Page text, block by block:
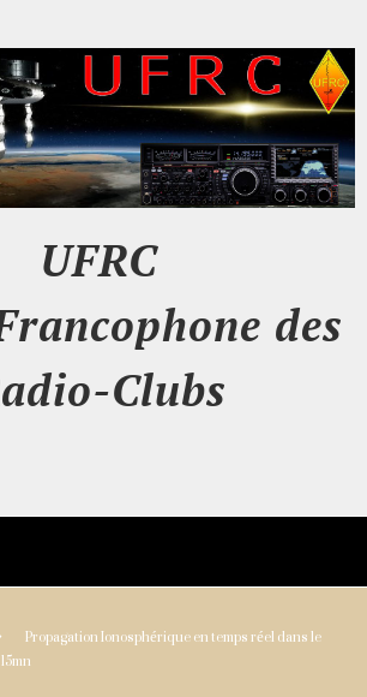
UFRC
des
Clubs
Propagation Ionosphérique en temps réel dans le